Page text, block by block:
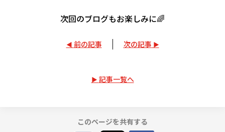
次回のブログもお楽しみに🌈
前の記事 次の記事
記事一覧へ
このページを共有する